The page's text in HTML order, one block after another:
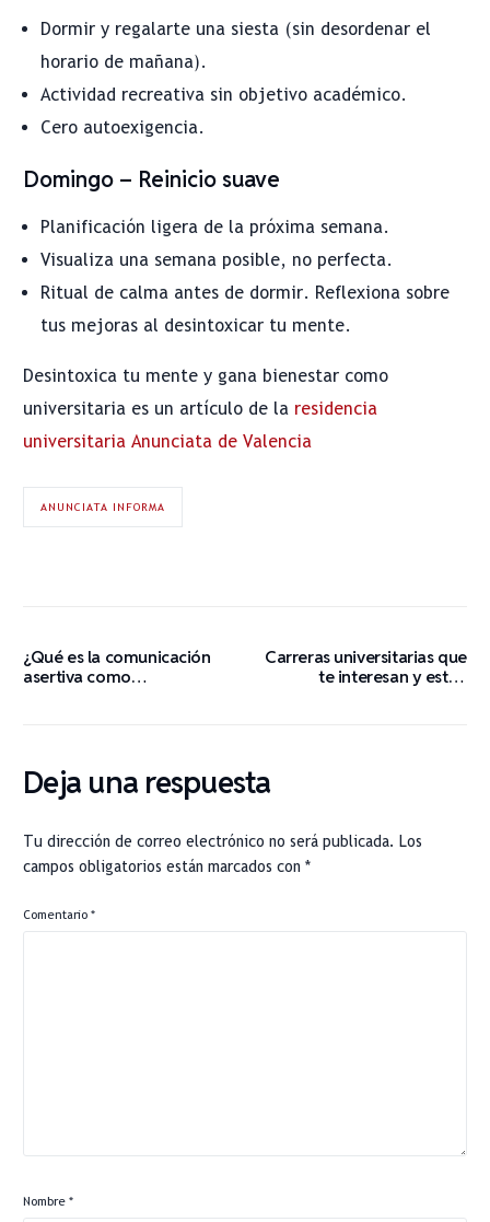
Dormir y regalarte una siesta (sin desordenar el
horario de mañana).
Actividad recreativa sin objetivo académico.
Cero autoexigencia.
Domingo – Reinicio suave
Planificación ligera de la próxima semana.
Visualiza una semana posible, no perfecta.
Ritual de calma antes de dormir. Reflexiona sobre
tus mejoras al desintoxicar tu mente.
Desintoxica tu mente y gana bienestar como
universitaria es un artículo de la residencia
universitaria Anunciata de Valencia
ANUNCIATA INFORMA
¿Qué es la comunicación
asertiva como
Carreras universitarias que
te interesan y estan
Deja una respuesta
Tu dirección de correo electrónico no será publicada. Los
campos obligatorios están marcados con*
Comentario*
Nombre*